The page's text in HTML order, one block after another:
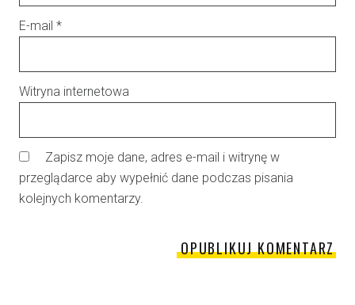
E-mail *
Witryna internetowa
Zapisz moje dane, adres e-mail i witrynę w
przeglądarce aby wypełnić dane podczas pisania
kolejnych komentarzy.